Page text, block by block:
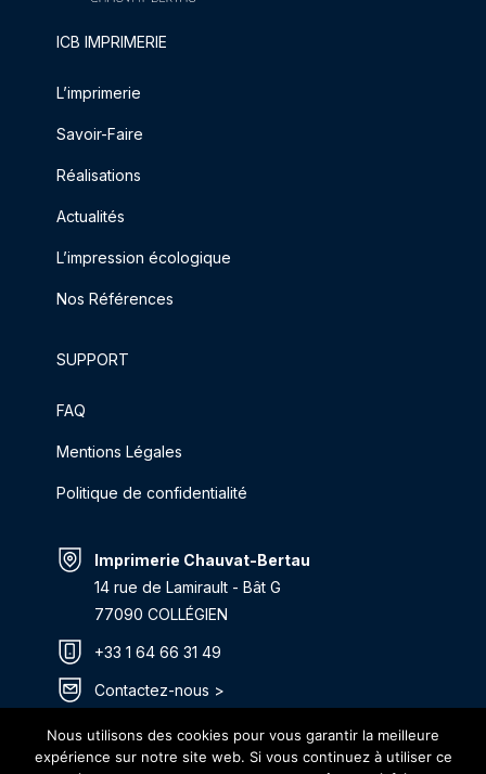
ICB IMPRIMERIE
L’imprimerie
Savoir-Faire
Réalisations
Actualités
L’impression écologique
Nos Références
SUPPORT
FAQ
Mentions Légales
Politique de confidentialité
Imprimerie Chauvat-Bertau
14 rue de Lamirault - Bât G
77090 COLLÉGIEN
+33 1 64 66 31 49
Contactez-nous >
Itinéraire >
Nous utilisons des cookies pour vous garantir la meilleure
expérience sur notre site web. Si vous continuez à utiliser ce